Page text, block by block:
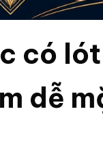
có
dễ